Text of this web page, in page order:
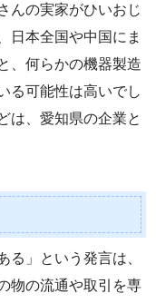
んの実家がひいおじ
日本全国や中国にま
、何らかの機器製造
る可能性は高いでし
は、愛知県の企業と
る」という発言は、
物の流通や取引を専